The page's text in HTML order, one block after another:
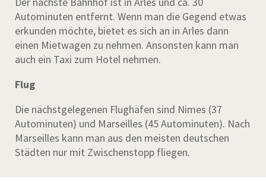
Autominuten entfernt. Wenn man die Gegend etwas
erkunden möchte, bietet es sich an in Arles dann
einen Mietwagen zu nehmen. Ansonsten kann man
auch ein Taxi zum Hotel nehmen.
Flug
Die nächstgelegenen Flughäfen sind Nimes (37
Autominuten) und Marseilles (45 Autominuten). Nach
Marseilles kann man aus den meisten deutschen
Städten nur mit Zwischenstopp fliegen.